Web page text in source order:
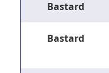
Bastard
Bastard